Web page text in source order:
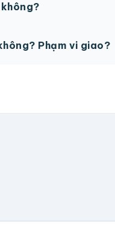
Phạm vi giao?